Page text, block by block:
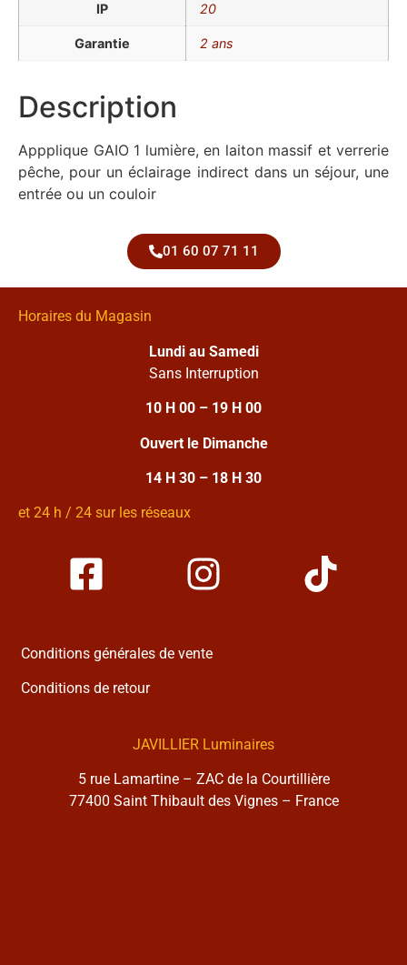
IP 20
Garantie 2 ans
Description
Appplique GAIO 1 lumière, en laiton massif et verrerie
pêche, pour un éclairage indirect dans un séjour, une
entrée ou un couloir
01 60 07 71 11
Horaires du Magasin
Lundi au Samedi
Sans Interruption
10 H 00 – 19 H 00
Ouvert le Dimanche
14 H 30 – 18 H 30
et 24 h / 24 sur les réseaux
Conditions générales de vente
Conditions de retour
JAVILLIER Luminaires
5 rue Lamartine – ZAC de la Courtillière
77400 Saint Thibault des Vignes – France